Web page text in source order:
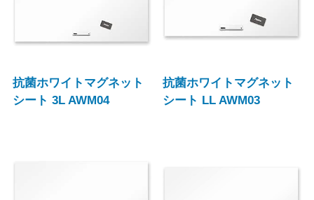
抗菌ホワイトマグネット
シート 3L AWM04
抗菌ホワイトマグネット
シート LL AWM03